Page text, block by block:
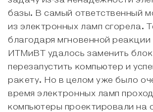
базы. В самый ответственный
из электронных ламп сгорела.
благодаря мгновенной реакции
ИТМиВТ удалось заменить
перезапустить компьютер и
ракету. Но в целом уже было
время электронных ламп
компьютеры проектировали на